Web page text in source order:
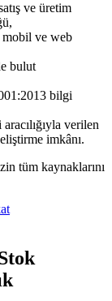
ve üretim
ve web
bulut
bilgi
verilen
imkânı.
tüm kaynaklarını